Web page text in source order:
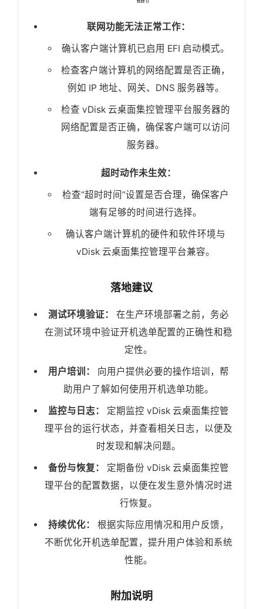
联网功能无法正常工作：
确认客户端计算机已启用 EFI 启动模式。
检查客户端计算机的网络配置是否正确，
例如 IP 地址、网关、DNS 服务器等。
检查 vDisk 云桌面集控管理平台服务器的
网络配置是否正确，确保客户端可以访问
服务器。
超时动作未生效：
检查“超时时间”设置是否合理，确保客户
端有足够的时间进行选择。
确认客户端计算机的硬件和软件环境与
vDisk 云桌面集控管理平台兼容。
落地建议
测试环境验证：
在生产环境部署之前，务必
在测试环境中验证开机选单配置的正确性和稳
定性。
用户培训：
向用户提供必要的操作培训，帮
助用户了解如何使用开机选单功能。
监控与日志：
定期监控 vDisk 云桌面集控管
理平台的运行状态，并查看相关日志，以便及
时发现和解决问题。
备份与恢复：
定期备份 vDisk 云桌面集控管
理平台的配置数据，以便在发生意外情况时进
行恢复。
持续优化：
根据实际应用情况和用户反馈，
不断优化开机选单配置，提升用户体验和系统
性能。
附加说明